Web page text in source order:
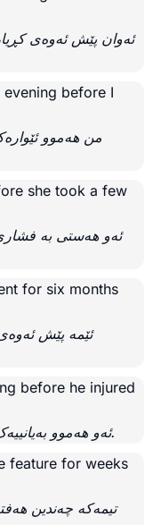
ئەوان پێش ئەوەی کڕیار
before I
من هەموو
she took a few
ئه‌و هه‌ستى به‌
for six months
ئێمە پێش
before he injured
ئەو هەموو بەیانییەک دەدووە پێش ئەوەی قاچی بریندار بێت.
feature for weeks
تیمەکە چەندین